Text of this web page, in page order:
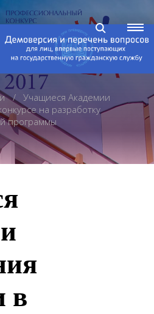
Учащиеся Академии
на разработку
программы
в